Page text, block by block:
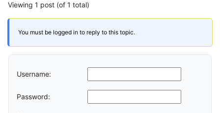
Viewing 1 post (of 1 total)
You must be logged in to reply to this topic.
Username:
Password: